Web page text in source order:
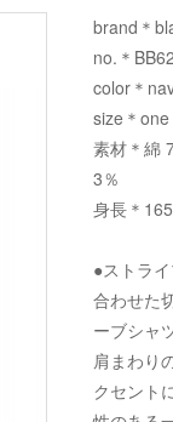
brand＊
no.＊
color＊
size＊
素材＊綿
3％
身長＊
●ストラ
合わせた
ーブシャツ
肩まわり
クセント